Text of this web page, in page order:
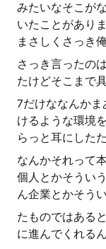
みたいなそこが
いたことがあり
まさしくさっき
さっき言ったの
たけどそこまで
7だけななんか
けるような環境
らっと耳にした
なんかそれって
個人とかそうい
ん企業とかそう
たものではある
に進んでくれる